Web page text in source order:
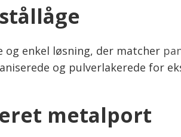
og enkel løsning, der matcher
og pulverlakerede for
metalport